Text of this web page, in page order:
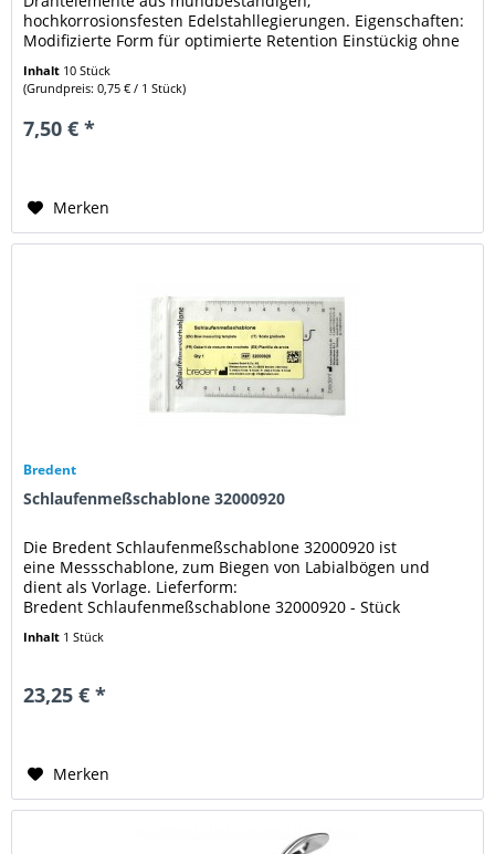
hochkorrosionsfesten Edelstahllegierungen. Eigenschaften:
Modifizierte Form für optimierte Retention Einstückig ohne
Inhalt 10 Stück
(Grundpreis: 0,75 € / 1 Stück)
7,50 € *
Merken
Bredent
Schlaufenmeßschablone 32000920
Die Bredent Schlaufenmeßschablone 32000920 ist
eine Messschablone, zum Biegen von Labialbögen und
dient als Vorlage. Lieferform:
Bredent Schlaufenmeßschablone 32000920 - Stück
Inhalt 1 Stück
23,25 € *
Merken